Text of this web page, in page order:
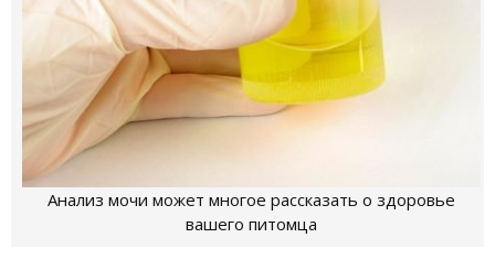
Анализ мочи может многое рассказать о здоровье
вашего питомца